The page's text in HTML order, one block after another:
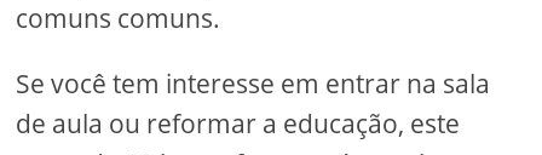
comuns comuns.
Se você tem interesse em entrar na sala
de aula ou reformar a educação, este